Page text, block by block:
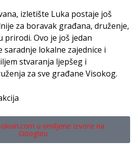
izletište Luka postaje još
za boravak građana, druženje,
prirodi. Ovo je još jedan
saradnje lokalne zajednice i
stvaranja ljepšeg i
za sve građane Visokog.
u omiljene izvore na
Googleu